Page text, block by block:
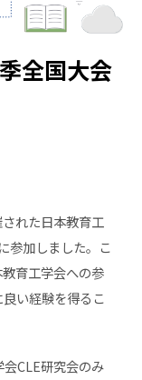
全国大会
れた日本教育工
参加しました。こ
育工学会への参
い経験を得るこ
CLE研究会のみ